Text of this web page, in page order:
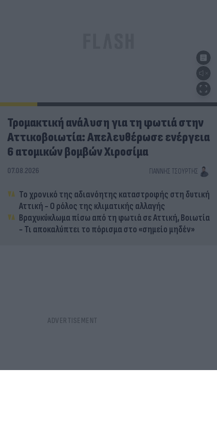
Τρομακτική ανάλυση για τη φωτιά στην
Αττικοβοιωτία: Απελευθέρωσε ενέργεια
6 ατομικών βομβών Χιροσίμα
07.08.2026 ΓΙΆΝΝΗΣ ΤΣΟΎΡΤΗΣ
Το χρονικό της αδιανόητης καταστροφής στη δυτική
Αττική - Ο ρόλος της κλιματικής αλλαγής
Βραχυκύκλωμα πίσω από τη φωτιά σε Αττική, Βοιωτία
- Τι αποκαλύπτει το πόρισμα στο «σημείο μηδέν»